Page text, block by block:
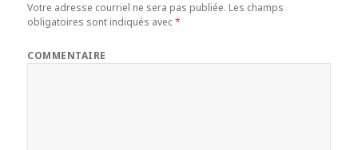
Votre adresse courriel ne sera pas publiée. Les champs
obligatoires sont indiqués avec*
COMMENTAIRE